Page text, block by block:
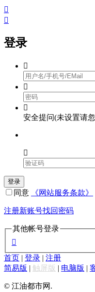


登录



安全提问(未设置请

登录
同意 《网站服务条款》
注册新账号找回密码
其他帐号登录

首页 | 登录 | 注册
简易版 | 触屏版 | 电脑版 |
© 江油都市网.